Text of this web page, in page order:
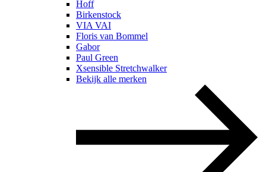
Hoff
Birkenstock
VIA VAI
Floris van Bommel
Gabor
Paul Green
Xsensible Stretchwalker
Bekijk alle merken